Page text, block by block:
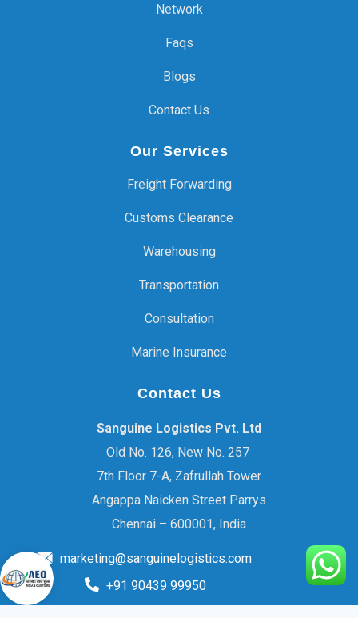
Network
Faqs
Blogs
Contact Us
Our Services
Freight Forwarding
Customs Clearance
Warehousing
Transportation
Consultation
Marine Insurance
Contact Us
Sanguine Logistics Pvt. Ltd
Old No. 126, New No. 257
7th Floor 7-A, Zafrullah Tower
Angappa Naicken Street Parrys
Chennai – 600001, India
marketing@sanguinelogistics.com
+91 90439 99950